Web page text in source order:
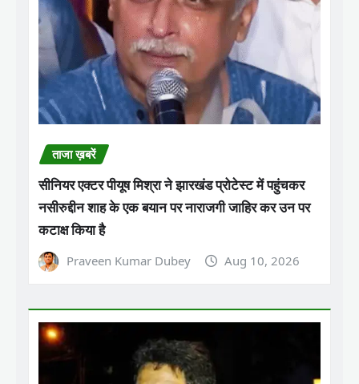
ताजा ख़बरें
सीनियर एक्टर पीयूष मिश्रा ने झारखंड प्रोटेस्ट में पहुंचकर
नसीरुद्दीन शाह के एक बयान पर नाराजगी जाहिर कर उन पर
कटाक्ष किया है
Praveen Kumar Dubey Aug 10, 2026